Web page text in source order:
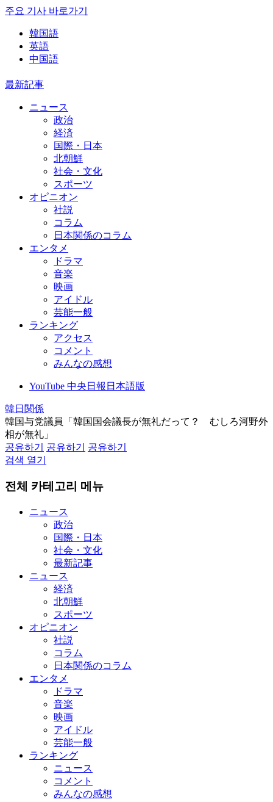
주요 기사 바로가기
韓国語
英語
中国語
最新記事
ニュース
政治
経済
国際・日本
北朝鮮
社会・文化
スポーツ
オピニオン
社説
コラム
日本関係のコラム
エンタメ
ドラマ
音楽
映画
アイドル
芸能一般
ランキング
アクセス
コメント
みんなの感想
YouTube 中央日報日本語版
韓日関係
韓国与党議員「韓国国会議長が無礼だって？ むしろ河野外
相が無礼」
공유하기
공유하기
공유하기
검색 열기
전체 카테고리 메뉴
ニュース
政治
国際・日本
社会・文化
最新記事
ニュース
経済
北朝鮮
スポーツ
オピニオン
社説
コラム
日本関係のコラム
エンタメ
ドラマ
音楽
映画
アイドル
芸能一般
ランキング
ニュース
コメント
みんなの感想